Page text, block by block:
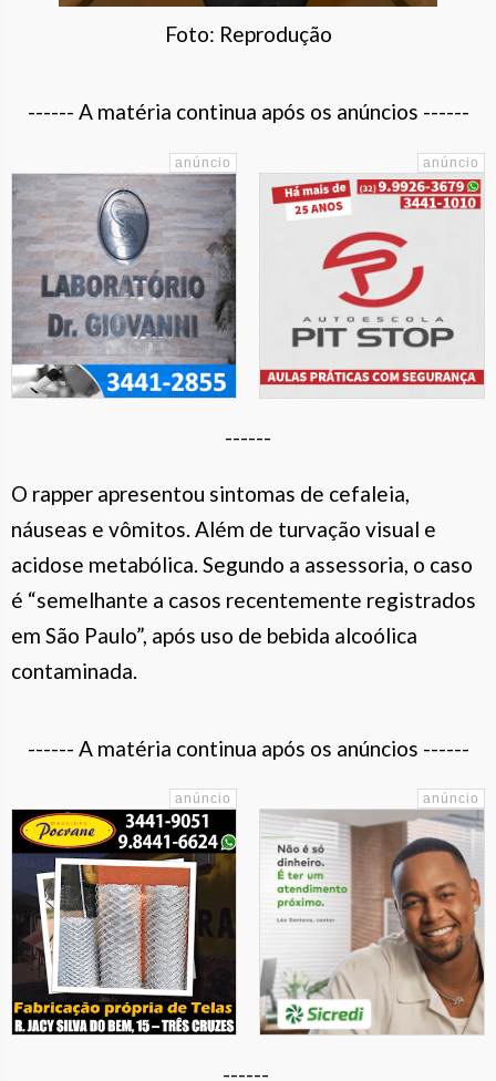
Foto: Reprodução
------ A matéria continua após os anúncios ------
------
O rapper apresentou sintomas de cefaleia,
náuseas e vômitos. Além de turvação visual e
acidose metabólica. Segundo a assessoria, o caso
é “semelhante a casos recentemente registrados
em São Paulo”, após uso de bebida alcoólica
contaminada.
------ A matéria continua após os anúncios ------
------